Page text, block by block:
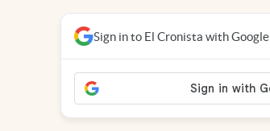
Sign in to El Cronista with Google